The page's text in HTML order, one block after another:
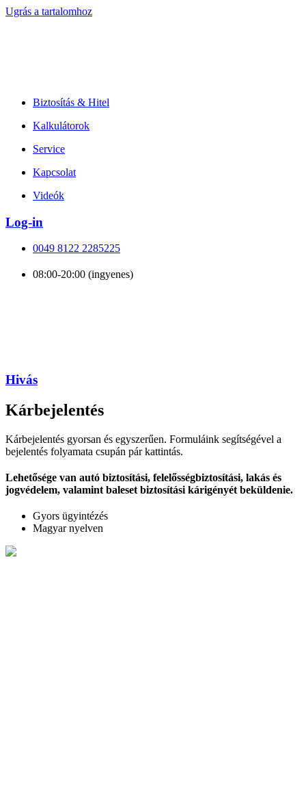
Ugrás a tartalomhoz
Biztosítás & Hitel
Kalkulátorok
Service
Kapcsolat
Videók
Log-in
0049 8122 2285225
08:00-20:00 (ingyenes)
Hivás
Kárbejelentés
Kárbejelentés gyorsan és egyszerűen. Formuláink segítségével a
bejelentés folyamata csupán pár kattintás.
Lehetősége van autó biztosítási, felelősségbiztosítási, lakás és
jogvédelem, valamint baleset biztosítási kárigényét beküldenie.
Gyors ügyintézés
Magyar nyelven